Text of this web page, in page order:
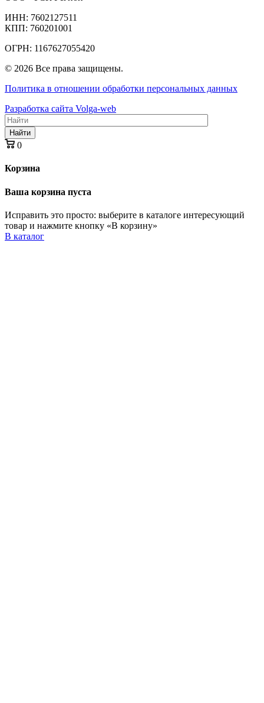
ИНН: 7602127511
КПП: 760201001
ОГРН: 1167627055420
© 2026 Все права защищены.
Политика в отношении обработки персональных данных
Разработка сайта Volga-web
Найти
0
Корзина
Ваша корзина пуста
Исправить это просто: выберите в каталоге интересующий
товар и нажмите кнопку «В корзину»
В каталог